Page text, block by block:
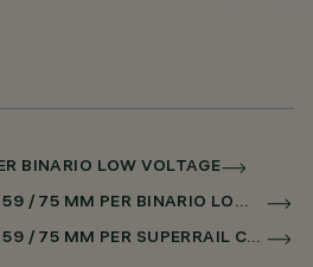
BINARIO LOW VOLTAGE
LASER SOSPENSIONE Ø 59 / 75 MM PER BINARIO LOW VOLTAGE CASAMBI
LASER SOSPENSIONE Ø 59 / 75 MM PER SUPERRAIL CASAMBI